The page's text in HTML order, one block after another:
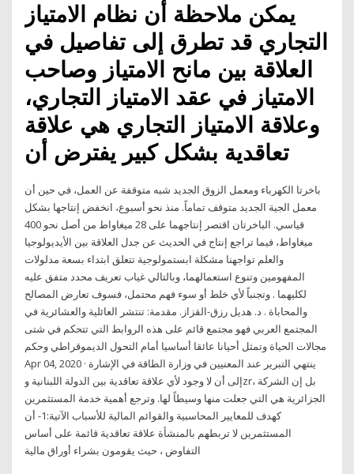
يمكن ملاحظة أن نظام الامتياز
التجاري قد تطرق إلى تفاصيل في
العلاقة بين مانح الامتياز وصاحب
الامتياز في عقد الامتياز التجاري،
وعلاقة الامتياز التجاري هي علاقة
تعاقدية بشكل كبير يفترض أن
باخرتا الكهرباء ومعمل الزوق الجديد شبه متوقفة عن العمل، في حين أن
معمل الجية الجديد متوقف تماماً. منذ نحو أسبوع، انخفض إنتاجها بشكل
قياسي. الباخرتان اقتصر إنتاجهما على 28 ميغاواط من أصل نحو 400
ميغاواط، فيما تراجع إنتاج في الحديث عن جدل العلاقة بين الأيديولوجيا
والعلم تواجهنا مشكلة ابستمولوجية تتعلق ابتداء بسعة مدلولات
المفهومين وتنوع استعمالهما، وبالتالي غياب تعريف محدد متفق عليه
لكليهما . وتجنباً لأي خلط أو سوء فهم محتمل، فسوف تعارض المصالح
والمحاباة . د. هديل رزق-القزاز. مقدمة: تنتشر العائلية والعشائرية في
المجتمع العربي فهو مجتمع قائم على هذه الروابط التي تتحكم في شتى
مجالات الحياة وتمثل أحيانا عائقا أساسيا أمام التحول الديموقراطي وحكم
Apr 04, 2020 · ينتهي التبرير عند المعنيين في وزارة الطاقة في الإشارة
إلى أن لا وجود لأي علاقة تعاقدية بين الدولة اللبنانية وzr، بل إن الشركة
الجزائرية هي التي جعلت منها وسيطاً لها. وترجع أهمية خدمة المستثمرين
كهدف للمعايير المحاسبية والقوائم المالية للأسباب الآتية:1- أن
المستثمرين لا تربطهم بالمنشأة علاقة تعاقدية قائمة على أساس
التفاوض ، حيث يقومون بشراء أوراق مالية